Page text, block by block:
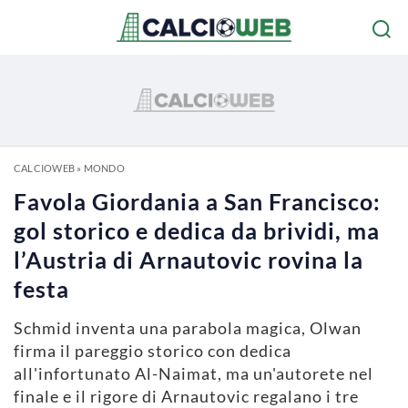
CALCIOWEB» MONDO
Favola Giordania a San Francisco:
gol storico e dedica da brividi, ma
l’Austria di Arnautovic rovina la
festa
Schmid inventa una parabola magica, Olwan
firma il pareggio storico con dedica
all'infortunato Al-Naimat, ma un'autorete nel
finale e il rigore di Arnautovic regalano i tre